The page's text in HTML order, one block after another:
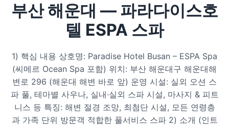
헤드스파
온천의 여운을 정리하는 법 – 전국 온천 후 프리미엄 마사지
숲에서 찾는 쉼 – 전국 산림 스파 6선
분위기를 기억하는 법 – 감성 컨셉 데이트 6가지
은근한 끌림을 만드는 법 – 감각적인 무드 데이트 5가지
디톡스 테라피
찜질스파
워터스파
프라이빗 스파
부산 해운대 — 파라다이스호
텔 ESPA 스파
1) 핵심 내용 상호명: Paradise Hotel Busan – ESPA Spa
(씨메르 Ocean Spa 포함) 위치: 부산 해운대구 해운대해
변로 296 (해운대 해변 바로 앞) 운영 시설: 실외 오션 스
파 풀, 테마별 사우나, 실내·실외 스파 시설, 마사지 & 피트
니스 등 특징: 해변 절경 조망, 최첨단 시설, 모든 연령층
과 가족 단위 방문객 적합한 풀서비스 스파 2) 소개 (인트